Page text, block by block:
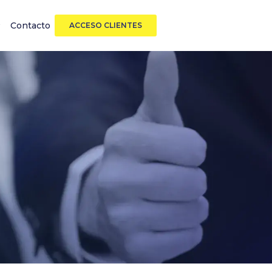
Contacto ACCESO CLIENTES